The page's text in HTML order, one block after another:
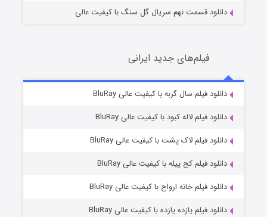
قسمت6 (زیرنویس) منتشر شد
دانلود قسمت نهم سریال گل سنگ با کیفیت عالی
فیلم‌های جدید ایرانی
دانلود فیلم سال گربه با کیفیت عالی BluRay
دانلود فیلم لاله کبود با کیفیت عالی BluRay
دانلود فیلم لاک پشت با کیفیت عالی BluRay
دانلود فیلم کج‌ پیله با کیفیت عالی BluRay
دانلود فیلم خانه ارواح با کیفیت عالی BluRay
دانلود فیلم یازده یازده با کیفیت عالی BluRay